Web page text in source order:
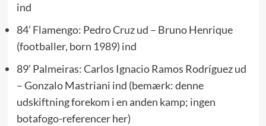
ind
84’ Flamengo: Pedro Cruz ud – Bruno Henrique
(footballer, born 1989) ind
89’ Palmeiras: Carlos Ignacio Ramos Rodríguez ud
– Gonzalo Mastriani ind (bemærk: denne
udskiftning forekom i en anden kamp; ingen
botafogo-referencer her)